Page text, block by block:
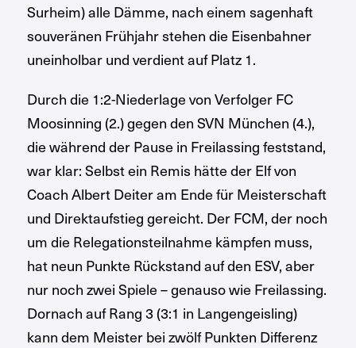
Surheim) alle Dämme, nach einem sagenhaft
souveränen Frühjahr stehen die Eisenbahner
uneinholbar und verdient auf Platz 1.
Durch die 1:2-Niederlage von Verfolger FC
Moosinning (2.) gegen den SVN München (4.),
die während der Pause in Freilassing feststand,
war klar: Selbst ein Remis hätte der Elf von
Coach Albert Deiter am Ende für Meisterschaft
und Direktaufstieg gereicht. Der FCM, der noch
um die Relegationsteilnahme kämpfen muss,
hat neun Punkte Rückstand auf den ESV, aber
nur noch zwei Spiele – genauso wie Freilassing.
Dornach auf Rang 3 (3:1 in Langengeisling)
kann dem Meister bei zwölf Punkten Differenz